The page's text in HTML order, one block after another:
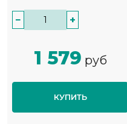
− +
1 579 руб
КУПИТЬ